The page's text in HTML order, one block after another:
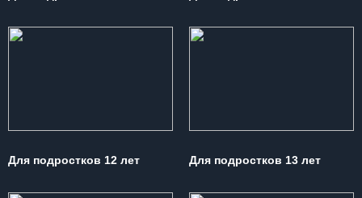
Для подростков 12 лет Для подростков 13 лет